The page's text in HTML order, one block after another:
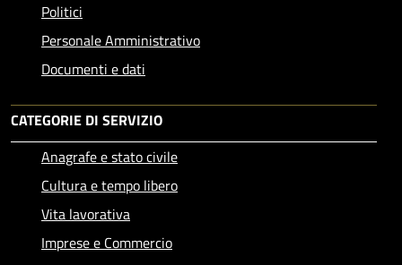
Politici
Personale Amministrativo
Documenti e dati
CATEGORIE DI SERVIZIO
Anagrafe e stato civile
Cultura e tempo libero
Vita lavorativa
Imprese e Commercio